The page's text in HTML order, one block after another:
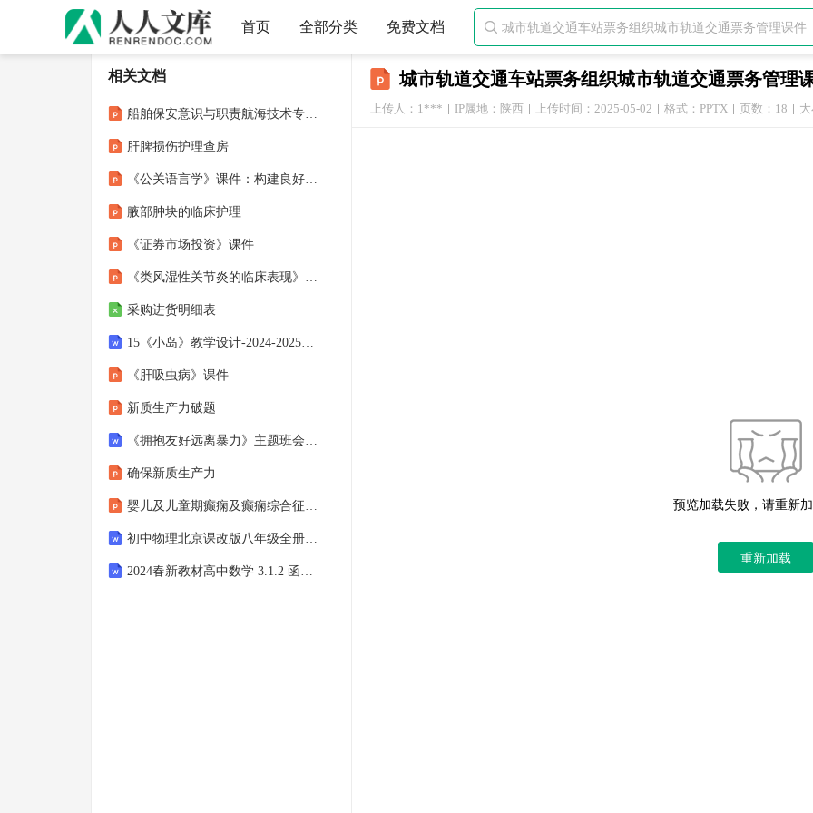
首页 全部分类 免费文档 
城市轨道交通车站票务组织城市轨道交通票务管理
上传人：1*** IP属地：陕西 上传时间：2025-05-02 格式：PPTX 页数：18
预览加载失败，请重新
重新加载
相关文档
船舶保安意识与职责航海技术专业教学50课件
肝脾损伤护理查房
《公关语言学》课件：构建良好企业形象的有效沟通策略
腋部肿块的临床护理
《证券市场投资》课件
《类风湿性关节炎的临床表现》课件
采购进货明细表
15《小岛》教学设计-2024-2025学年五年级上册语文统编版
《肝吸虫病》课件
新质生产力破题
《拥抱友好远离暴力》主题班会 教案
确保新质生产力
婴儿及儿童期癫痫及癫痫综合征的临床护理
初中物理北京课改版八年级全册二、学生实验：测量质量教案
2024春新教材高中数学 3.1.2 函数的表示法教学设计 新人教A版必修第一册